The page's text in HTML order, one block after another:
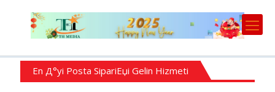
En Д°yi Posta SipariЕџi Gelin Hizmeti